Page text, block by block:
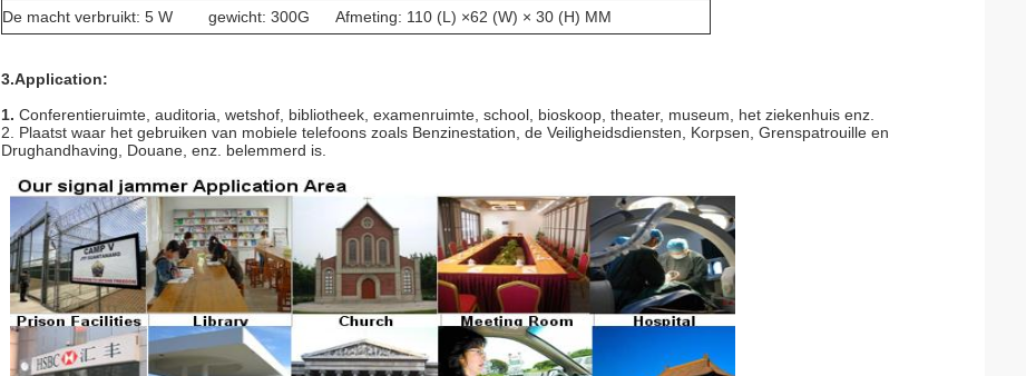
De macht verbruikt: 5 W gewicht: 300G Afmeting: 110 (L) ×62 (W) × 30 (H) MM
3.Application:
1. Conferentieruimte, auditoria, wetshof, bibliotheek, examenruimte, school, bioskoop, theater, museum, het ziekenhuis enz.
2. Plaatst waar het gebruiken van mobiele telefoons zoals Benzinestation, de Veiligheidsdiensten, Korpsen, Grenspatrouille en
Drughandhaving, Douane, enz. belemmerd is.